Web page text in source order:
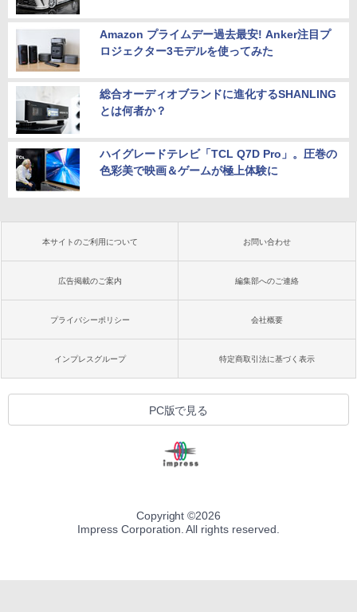
Amazon プライムデー過去最安! Anker注目プ
ロジェクター3モデルを使ってみた
総合オーディオブランドに進化するSHANLING
とは何者か？
ハイグレードテレビ「TCL Q7D Pro」。圧巻の
色彩美で映画＆ゲームが極上体験に
本サイトのご利用について お問い合わせ
広告掲載のご案内 編集部へのご連絡
プライバシーポリシー 会社概要
インプレスグループ 特定商取引法に基づく表示
PC版で見る
Copyright ©2026
Impress Corporation. All rights reserved.